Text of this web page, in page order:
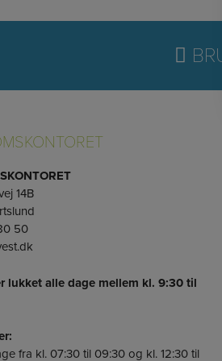
14B
50
lukket alle dage mellem kl. 9:30 til
fra kl. 07:30 til 09:30 og kl. 12:30 til